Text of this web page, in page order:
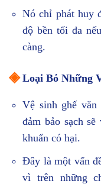
Nó chỉ phát huy
độ bền tối đa
càng.
◈Loại Bỏ Những
Vệ sinh ghế văn
đảm bảo sạch
khuẩn có hại.
Đây là một vấn
vì trên những